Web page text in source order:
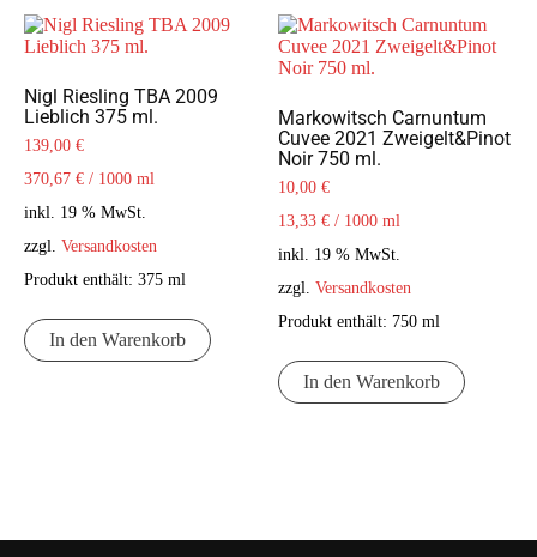
Nigl Riesling TBA 2009
Lieblich 375 ml.
139,00 €
370,67 € / 1000 ml
inkl. 19 % MwSt.
zzgl. Versandkosten
Produkt enthält: 375 ml
In den Warenkorb
Markowitsch Carnuntum
Cuvee 2021 Zweigelt&Pinot
Noir 750 ml.
10,00€
13,33€ / 1000 ml
inkl. 19 % MwSt.
zzgl.Versandkosten
Produkt enthält: 750ml
In den Warenkorb